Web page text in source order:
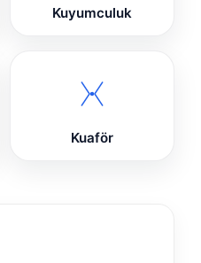
Kuyumculuk
Kuaför